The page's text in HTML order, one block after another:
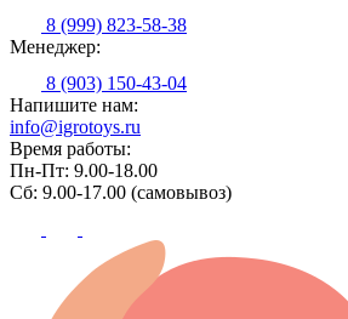
8 (999) 823-58-38
Менеджер:
8 (903) 150-43-04
Напишите нам:
info@igrotoys.ru
Время работы:
Пн-Пт: 9.00-18.00
Сб: 9.00-17.00 (самовывоз)